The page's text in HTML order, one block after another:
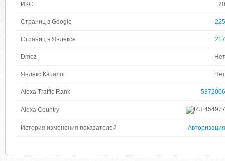
ИКС 20
Страниц в Google 225
Страниц в Яндексе 217
Dmoz Нет
Яндекс Каталог Нет
Alexa Traffic Rank 5372006
Alexa Country 454977
История изменения показателей Авторизация